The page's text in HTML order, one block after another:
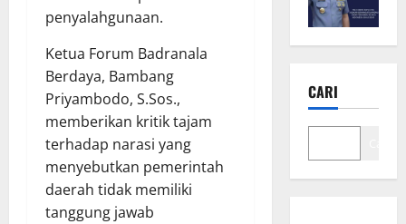
penyalahgunaan.
Ketua Forum Badranala
Berdaya, Bambang
Priyambodo, S.Sos.,
memberikan kritik tajam
terhadap narasi yang
menyebutkan pemerintah
daerah tidak memiliki
tanggung jawab
CARI